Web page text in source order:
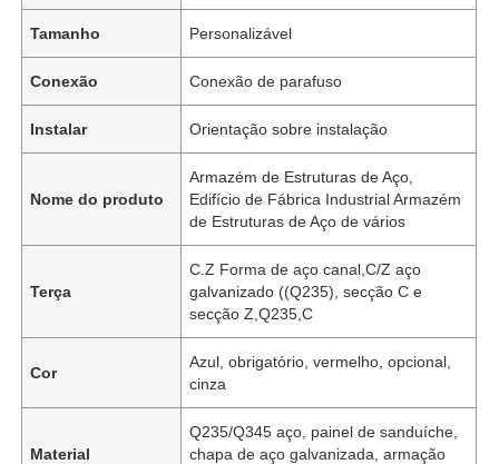
Tamanho Personalizável
Conexão Conexão de parafuso
Instalar Orientação sobre instalação
Nome do produto
Armazém de Estruturas de Aço,
Edifício de Fábrica Industrial Armazém
de Estruturas de Aço de vários
Terça
C.Z Forma de aço canal,C/Z aço
galvanizado ((Q235), secção C e
secção Z,Q235,C
Cor
Azul, obrigatório, vermelho, opcional,
cinza
Material
Q235/Q345 aço, painel de sanduíche,
chapa de aço galvanizada, armação